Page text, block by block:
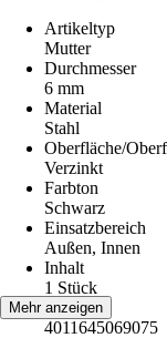
Artikeltyp
Mutter
Durchmesser
6 mm
Material
Stahl
Oberfläche/
Verzinkt
Farbton
Schwarz
Einsatzbereich
Außen, Innen
Inhalt
1 Stück
EAN
4011645069075
Mehr anzeigen